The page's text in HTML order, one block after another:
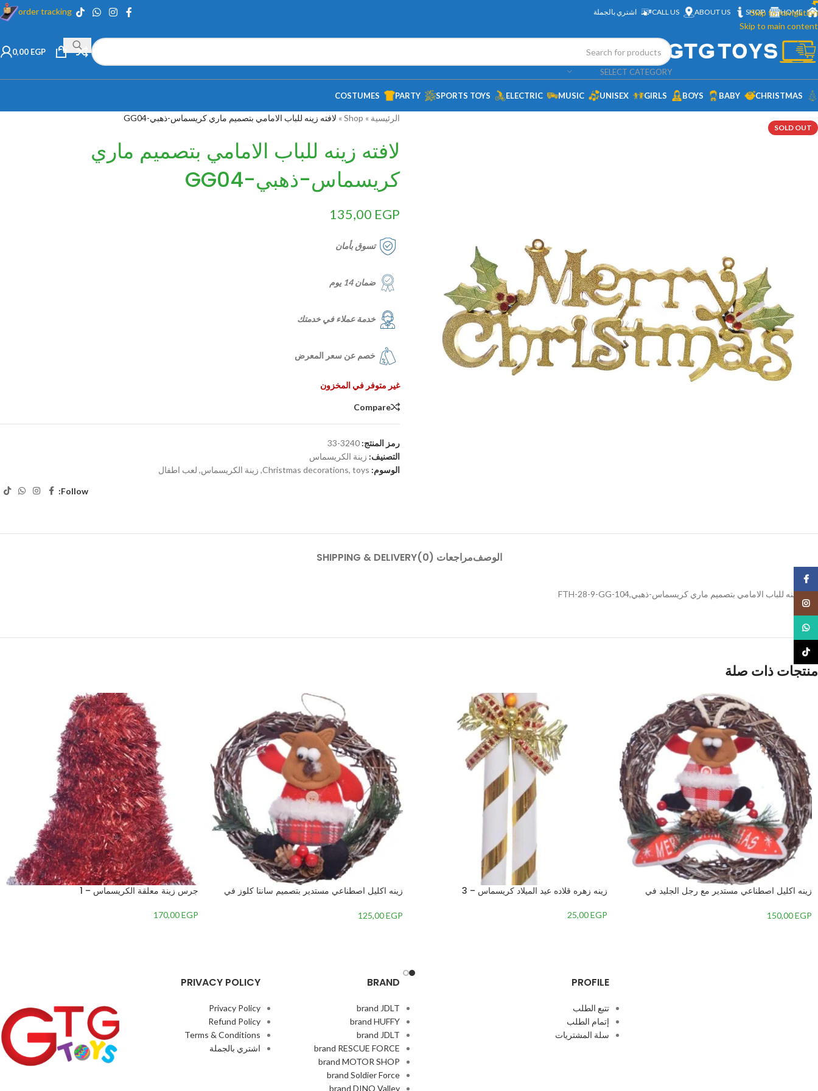
Skip to navigation
Skip to main content
HOME
SHOP
ABOUT US
CALL US اشتري بالجملة order tracking
SELECT CATEGORY
0,00 EGP
CHRISTMAS
BABY
BOYS
GIRLS
UNISEX
MUSIC
ELECTRIC
SPORTS TOYS
PARTY
COSTUMES
SOLD OUT
الرئيسية »
Shop
» لافته زينه للباب الامامي بتصميم ماري كريسماس-ذهبي-GG04
لافته زينه للباب الامامي بتصميم ماري
كريسماس-ذهبي-GG04
135,00 EGP
تسوق بأمان
ضمان 14 يوم
خدمة عملاء في خدمتك
خصم عن سعر المعرض
غير متوفر في المخزون
Compare
رمز المنتج: 3240-33
التصنيف: زينة الكريسماس
الوسوم:
Christmas decorations, toys
, زينة الكريسماس, لعب اطفال
Follow:
الوصفمراجعات (0) SHIPPING & DELIVERY
لافته زينه للباب الامامي بتصميم ماري كريسماس-ذهبي,FTH-28-9-GG-104
منتجات ذات صلة
زينه اكليل اصطناعي مستدير مع رجل الجليد في
150,00EGP
زينه زهره قلاده عيد الميلاد كريسماس – 3
25,00EGP
زينه اكليل اصطناعي مستدير بتصميم سانتا كلوز في
125,00EGP
جرس زينة معلقة الكريسماس – 1
170,00EGP
PROFILE
تتبع الطلب
إتمام الطلب
سلة المشتريات
BRAND
brand JDLT
brand HUFFY
brand JDLT
brand RESCUE FORCE
brand MOTOR SHOP
brand Soldier Force
brand DINO Valley
PRIVACY POLICY
Privacy Policy
Refund Policy
Terms & Conditions
اشتري بالجملة